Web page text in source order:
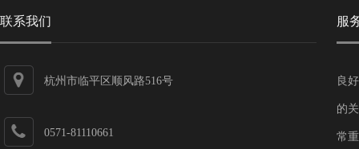
联系我们
杭州市临平区顺风路516号
0571-81110661
服
良
的
常